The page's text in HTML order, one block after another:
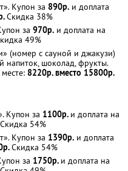
Купон за 890р. и доплата
Скидка 38%
за 970р. и доплата на
49%
(номер с сауной и джакузи)
напиток, шоколад, фрукты.
8220р. вместо 15800р.
Купон за 1100р. и доплата на
Скидка 54%
Купон за 1390р. и доплата
Скидка 54%
за 1750р. и доплата на